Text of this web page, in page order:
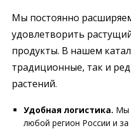
Мы постоянно
удовлетворить
продукты. В нашем
традиционные, так и
растений.
Удобная логистика. Мы
любой регион России и